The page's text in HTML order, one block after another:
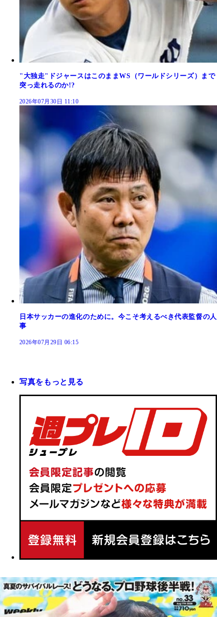
"大独走"ドジャースはこのままWS（ワールドシリーズ）まで
突っ走れるのか!?
2026年07月30日 11:10
日本サッカーの進化のために。今こそ考えるべき代表監督の人
事
2026年07月29日 06:15
写真をもっと見る